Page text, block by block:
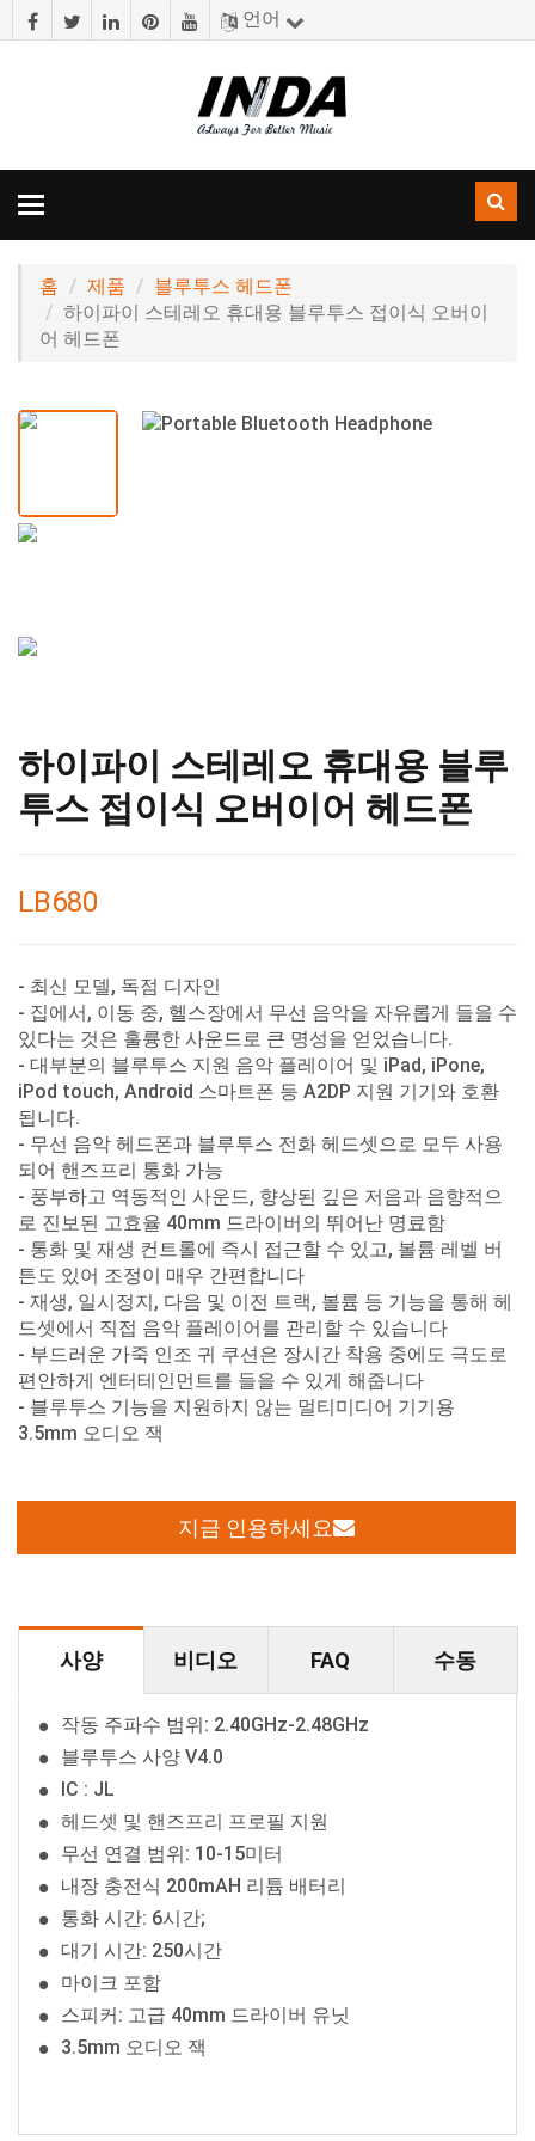
언어
토
비
게
이
홈 제품
블루투스 헤드폰
하이파이 스테레오 휴대용 블루투스 접이식 오버이
어 헤드폰
하이파이 스테레오 휴대용 블루
투스 접이식 오버이어 헤드폰
LB680
- 최신 모델, 독점 디자인
- 집에서, 이동 중, 헬스장에서 무선 음악을 자유롭게 들을 수
있다는 것은 훌륭한 사운드로 큰 명성을 얻었습니다.
- 대부분의 블루투스 지원 음악 플레이어 및 iPad, iPone,
iPod touch, Android 스마트폰 등 A2DP 지원 기기와 호환
됩니다.
- 무선 음악 헤드폰과 블루투스 전화 헤드셋으로 모두 사용
되어 핸즈프리 통화 가능
- 풍부하고 역동적인 사운드, 향상된 깊은 저음과 음향적으
로 진보된 고효율 40mm 드라이버의 뛰어난 명료함
- 통화 및 재생 컨트롤에 즉시 접근할 수 있고, 볼륨 레벨 버
튼도 있어 조정이 매우 간편합니다
- 재생, 일시정지, 다음 및 이전 트랙, 볼륨 등 기능을 통해 헤
드셋에서 직접 음악 플레이어를 관리할 수 있습니다
- 부드러운 가죽 인조 귀 쿠션은 장시간 착용 중에도 극도로
편안하게 엔터테인먼트를 들을 수 있게 해줍니다
- 블루투스 기능을 지원하지 않는 멀티미디어 기기용
3.5mm 오디오 잭
지금 인용하세요
사양 비디오 FAQ 수동
작동 주파수 범위: 2.40GHz-2.48GHz
블루투스 사양 V4.0
IC : JL
헤드셋 및 핸즈프리 프로필 지원
무선 연결 범위: 10-15미터
내장 충전식 200mAH 리튬 배터리
통화 시간: 6시간;
대기 시간: 250시간
마이크 포함
스피커: 고급 40mm 드라이버 유닛
3.5mm 오디오 잭